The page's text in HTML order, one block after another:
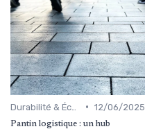
• 12/06/2025
Pantin logistique : un hub